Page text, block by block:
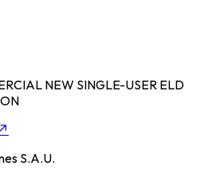
NEW SINGLE-USER ELD
↗
S.A.U.